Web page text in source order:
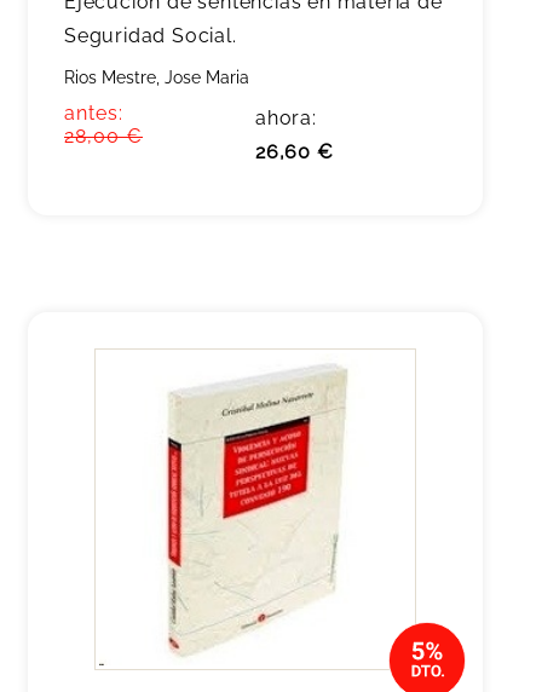
Seguridad Social.
Rios Mestre, Jose Maria
antes:
28,00 €
ahora:
26,60 €